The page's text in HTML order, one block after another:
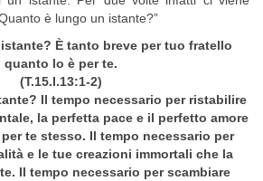
è lungo un istante?”
È tanto breve per tuo fratello
quanto lo è per te.
(T.15.I.13:1-2)
Il tempo necessario per ristabilire
la perfetta pace e il perfetto amore
te stesso. Il tempo necessario per
e le tue creazioni immortali che la
Il tempo necessario per scambiare